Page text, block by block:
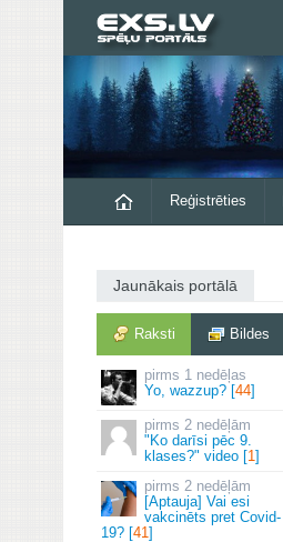
Reģistrēties
Jaunākais portālā
Raksti Bildes
1 nedēļas
Yo, wazzup? [44]
2 nedēļām
"Ko darīsi pēc 9.
klases?" video [1]
2 nedēļām
[Aptauja] Vai esi
vakcinēts pret Covid-
19? [41]